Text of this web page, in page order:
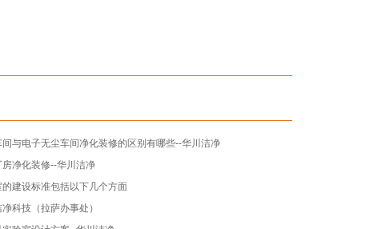
间与电子无尘车间净化装修的区别有哪些--华川洁净
房净化装修--华川洁净
建设标准包括以下几个方面
科技（拉萨办事处）